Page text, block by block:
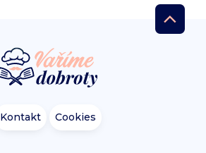
Kontakt Cookies